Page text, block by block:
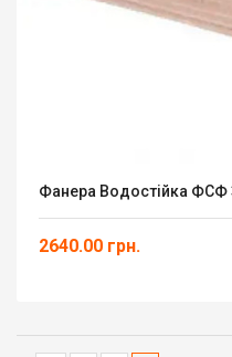
Фанера Водостійка ФСФ
2640.00 грн.